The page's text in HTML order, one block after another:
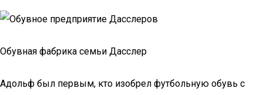
Обувная фабрика семьи Дасслер
Адольф был первым, кто изобрел футбольную обувь с